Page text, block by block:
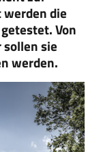
die
Von
sie
werden.